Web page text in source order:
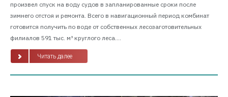
произвел спуск на воду судов в запланированные сроки после
зимнего отстоя и ремонта. Всего в навигационный период комбинат
готовится получить по воде от собственных лесозаготовительных
филиалов 591 тыс. м³ круглого леса....
Читать далее